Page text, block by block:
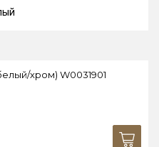
хром) W0031901